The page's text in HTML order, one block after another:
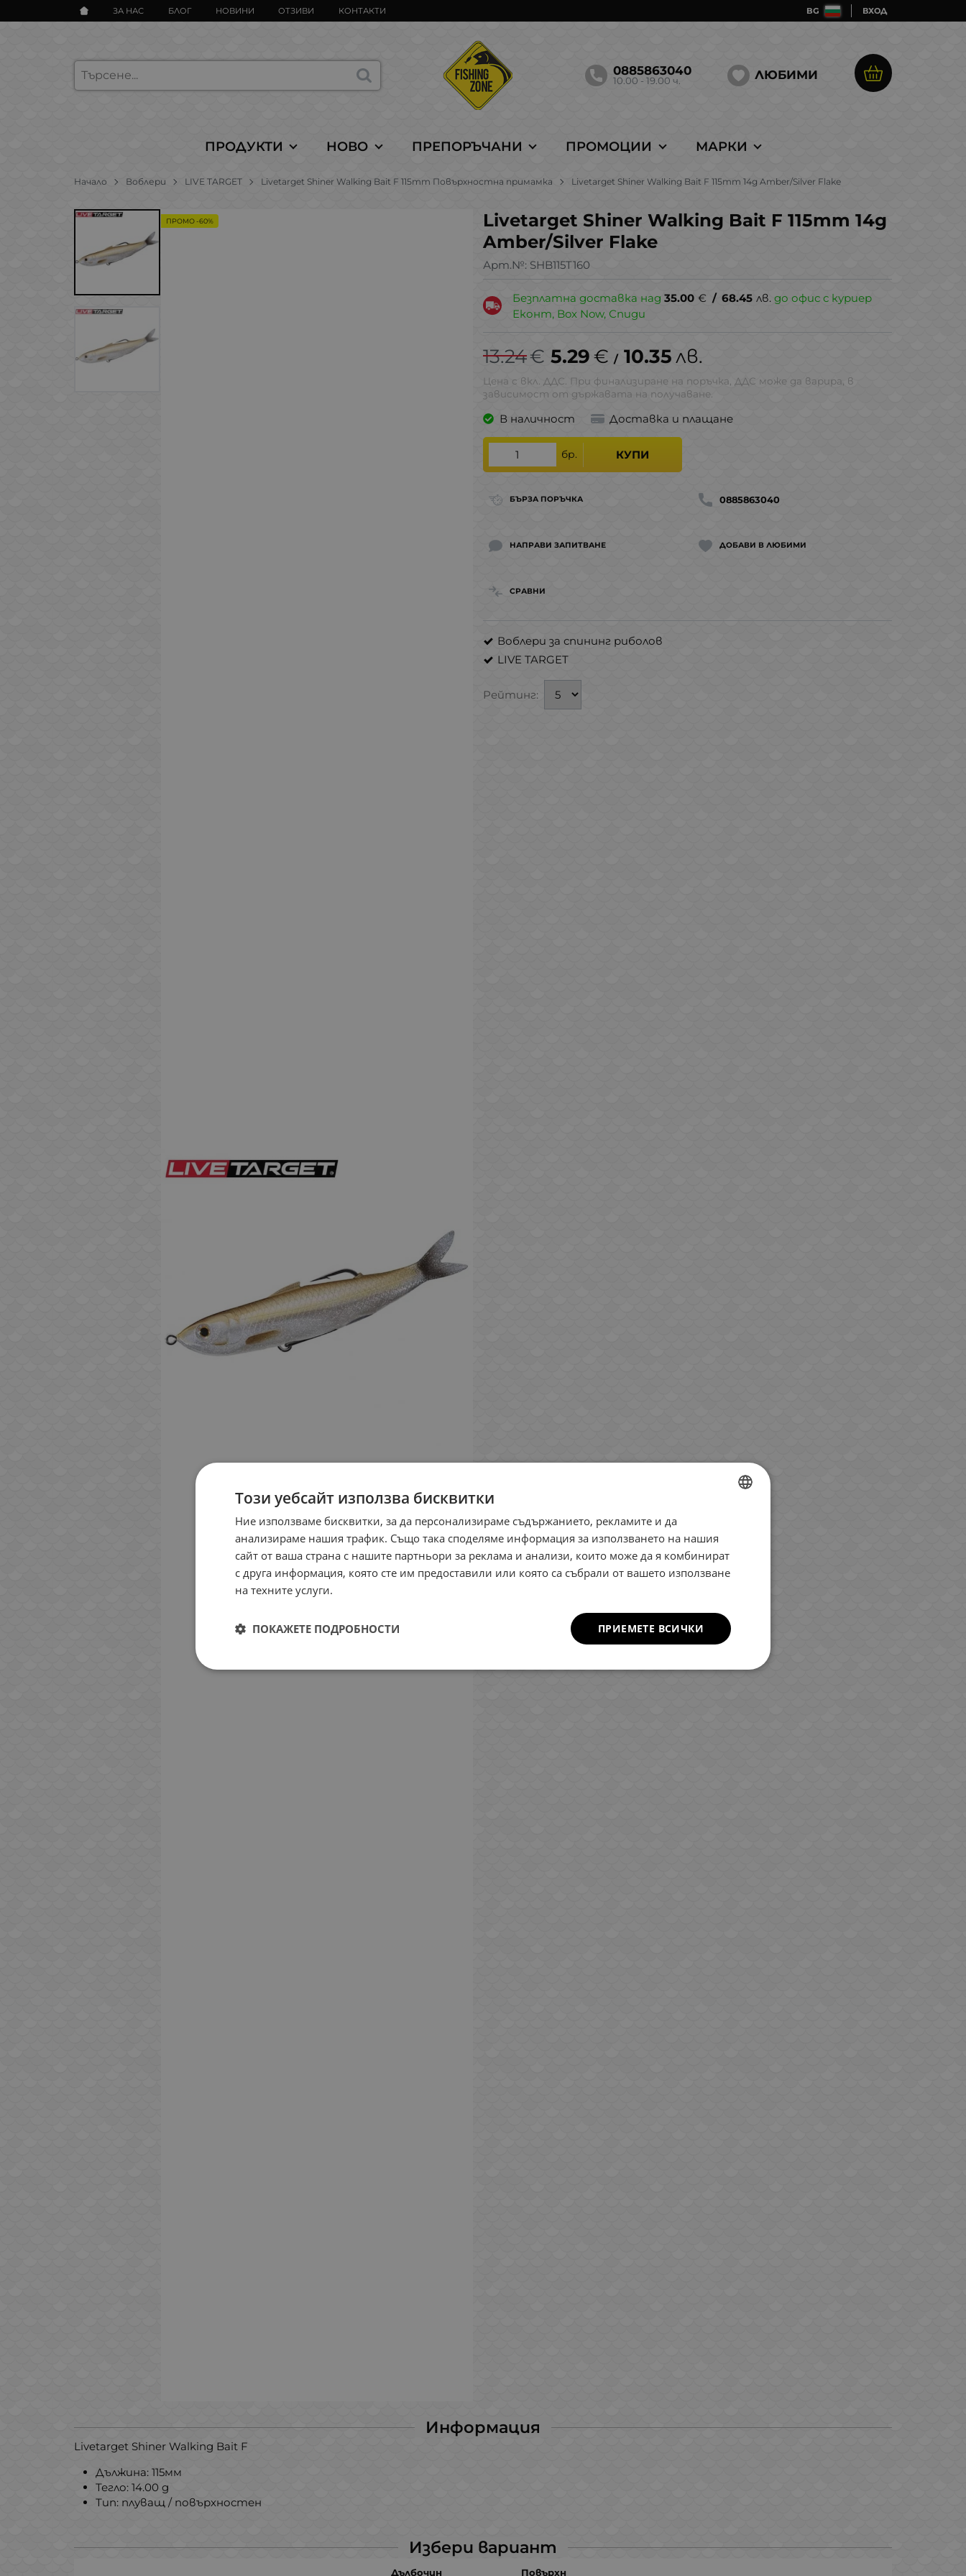
ЗА НАС БЛОГ НОВИНИ ОТЗИВИ КОНТАКТИ BG ВХОД
0885863040
10.00 - 19.00 ч. ЛЮБИМИ
ПРОДУКТИ ПРОМОЦИИ
НОВО ПРЕПОРЪЧАНИ МАРКИ
Начало Воблери LIVE TARGET Livetarget Shiner Walking Bait F 115mm Повърхностна примамка Livetarget Shiner Walking Bait F 115mm 14g Amber/Silver Flake
Livetarget Shiner Walking Bait F 115mm 14g
Amber/Silver Flake
Арт.№: SHB115T160
ПРОМО -60%
Безплатна доставка над35.00 € / 68.45 лв. до офис с куриер
Еконт, Box Now, Спиди
13.24€ 5.29€ / 10.35лв.
Цена с вкл. ДДС. При финализиране на поръчка, ДДС може да варира, в
зависимост от държавата на получаване.
В наличност Доставка и плащане
бр. КУПИ
БЪРЗА ПОРЪЧКА 0885863040
НАПРАВИ ЗАПИТВАНЕ ДОБАВИ В ЛЮБИМИ
СРАВНИ
Воблери за спининг риболов
LIVE TARGET
Рейтинг:
Информация
Livetarget Shiner Walking Bait F
Дължина: 115мм
Тегло: 14.00 g
Тип: плуващ / повърхностен
Избери вариант
Дълбочин Повърхн
ENGLISH
Този уебсайт използва бисквитки
Ние използваме бисквитки, за да персонализираме съдържанието, рекламите и да
анализираме нашия трафик. Също така споделяме информация за използването на нашия
сайт от ваша страна с нашите партньори за реклама и анализи, които може да я комбинират
с друга информация, която сте им предоставили или която са събрали от вашето използване
на техните услуги.
ПРИЕМЕТЕ ВСИЧКИ
ПОКАЖЕТЕ ПОДРОБНОСТИ